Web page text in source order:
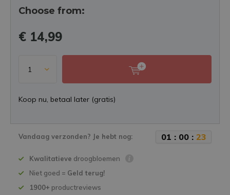
Choose from:
€ 14,99
Koop nu, betaal later (gratis)
Vandaag verzonden? Je hebt nog: 01 : 00 : 23
Kwalitatieve droogbloemen
Niet goed = Geld terug!
1900+ productreviews